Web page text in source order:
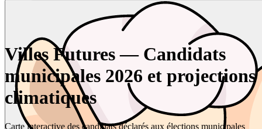
Villes Futures — Candidats
municipales 2026 et projections
climatiques
Carte interactive des candidats déclarés aux élections municipales